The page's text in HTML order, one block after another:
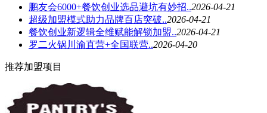
鹏友会6000+餐饮创业选品避坑有妙招..2026-04-21
超级加盟模式助力品牌百店突破..2026-04-21
餐饮创业新逻辑全维赋能解锁加盟..2026-04-21
罗二火锅川渝直营+全国联营..2026-04-20
推荐加盟项目